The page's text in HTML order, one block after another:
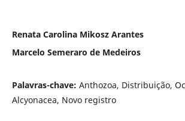
Renata Carolina Mikosz Arantes
Marcelo Semeraro de Medeiros
Palavras-chave: Anthozoa, Distribuição,
Alcyonacea, Novo registro